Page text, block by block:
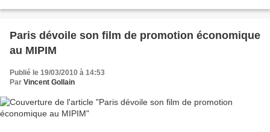
Paris dévoile son film de promotion économique
au MIPIM
Publié le 19/03/2010 à 14:53
Par Vincent Gollain